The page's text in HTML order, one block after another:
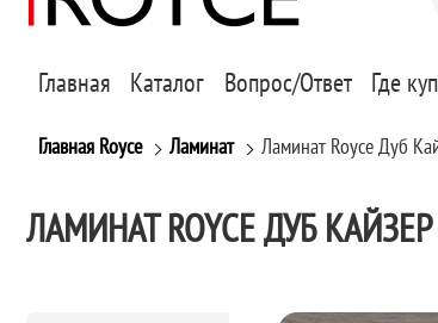
Главная Каталог Вопрос/Ответ Где
Главная Royce Ламинат Ламинат Royce Дуб
ЛАМИНАТ ROYCE ДУБ